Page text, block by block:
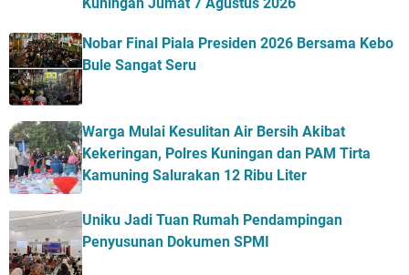
Nobar Final Piala Presiden 2026 Bersama Kebo
Bule Sangat Seru
Warga Mulai Kesulitan Air Bersih Akibat
Kekeringan, Polres Kuningan dan PAM Tirta
Kamuning Salurakan 12 Ribu Liter
Uniku Jadi Tuan Rumah Pendampingan
Penyusunan Dokumen SPMI